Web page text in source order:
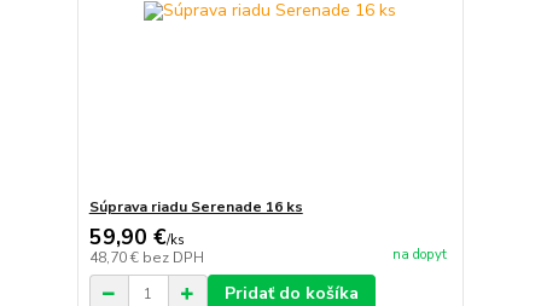
Súprava riadu Serenade 16 ks
59,90 €/ks
48,70 € bez DPH na dopyt
Pridať do košíka